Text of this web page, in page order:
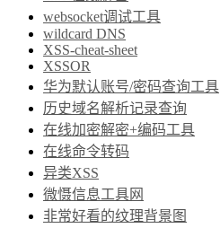
websocket调试工具
wildcard DNS
XSS-cheat-sheet
XSSOR
华为默认账号/密码查询工具
历史域名解析记录查询
在线加密解密+编码工具
在线命令转码
异类XSS
微慑信息工具网
非常好看的纹理背景图